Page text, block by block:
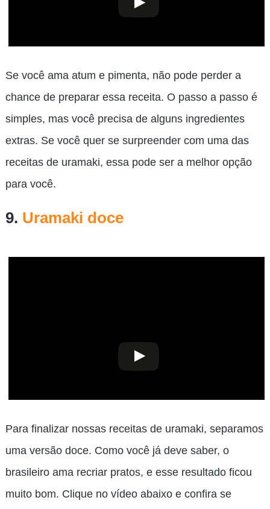
Se você ama atum e pimenta, não pode perder a
chance de preparar essa receita. O passo a passo é
simples, mas você precisa de alguns ingredientes
extras. Se você quer se surpreender com uma das
receitas de uramaki, essa pode ser a melhor opção
para você.
9. Uramaki doce
Para finalizar nossas receitas de uramaki, separamos
uma versão doce. Como você já deve saber, o
brasileiro ama recriar pratos, e esse resultado ficou
muito bom. Clique no vídeo abaixo e confira se